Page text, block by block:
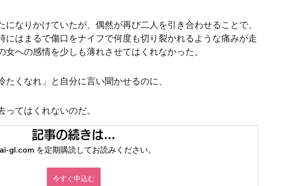
なりかけていたが、偶然が再び二人を引き合わせることで、
にはまるで傷口をナイフで何度も切り裂かれるような痛みが走
への感情を少しも薄れさせてはくれなかった。
くなれ」と自分に言い聞かせるのに、
てはくれないのだ。
記事の続きは…
gl.com を定期購読してお読みください。
今すぐ申込む